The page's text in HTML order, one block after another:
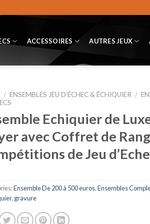
ACCESSOIRES AUTRES JEUX
/ ENSEMBLES JEU D’ÉCHEC & ÉCHIQUIER /
Echiquier de
avec Coffret de
de Jeu
Ensemble De 200 à 500 euros,Ensembles
, gravure